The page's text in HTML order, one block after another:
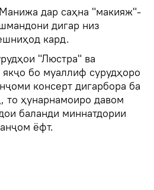
дар саҳна "макияж"-
дигар низ
кард.
"Люстра" ва
бо муаллиф сурудҳоро
консерт дигарбора ба
то ҳунарнамоиро давом
баланди миннатдории
ёфт.